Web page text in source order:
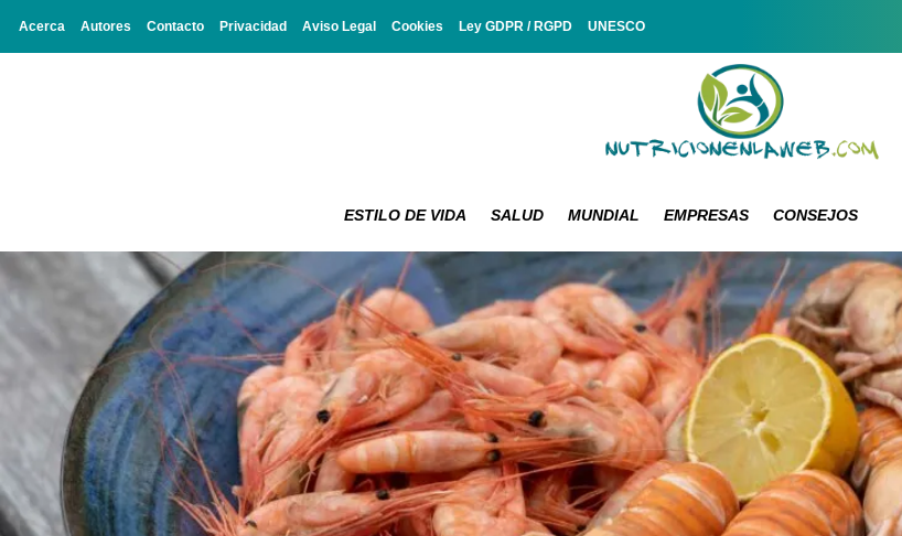
Acerca Autores Contacto Privacidad Aviso Legal Cookies Ley GDPR / RGPD UNESCO
ESTILO DE VIDA SALUD MUNDIAL EMPRESAS CONSEJOS